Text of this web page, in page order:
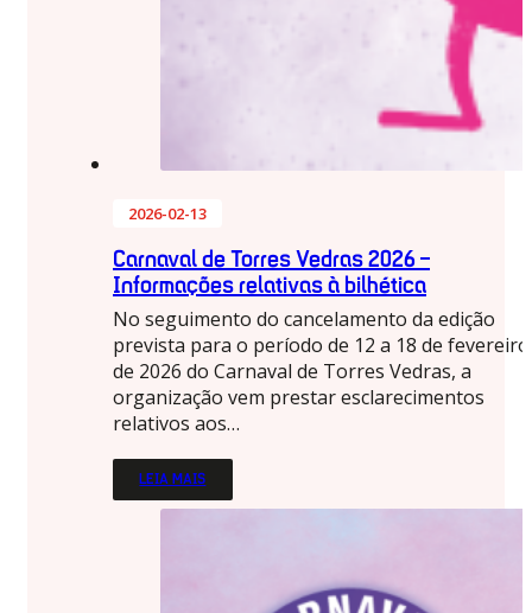
2026-02-13
Carnaval de Torres Vedras 2026 –
Informações relativas à bilhética
No seguimento do cancelamento da edição
prevista para o período de 12 a 18 de fevereiro
de 2026 do Carnaval de Torres Vedras, a
organização vem prestar esclarecimentos
relativos aos…
LEIA MAIS